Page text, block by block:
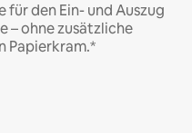
für den Ein- und Auszug
– ohne zusätzliche
Papierkram.*